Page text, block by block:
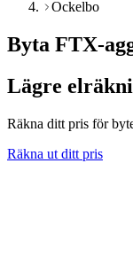
Ockelbo
Byta FTX-
Lägre
Räkna ditt pris för
Räkna ut ditt pris